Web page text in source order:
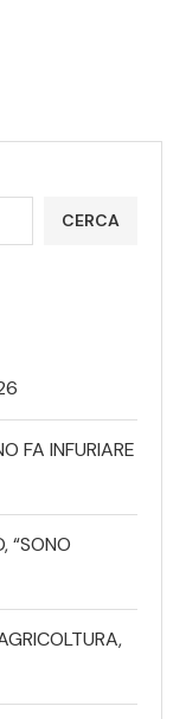
CERCA
FA INFURIARE
“SONO